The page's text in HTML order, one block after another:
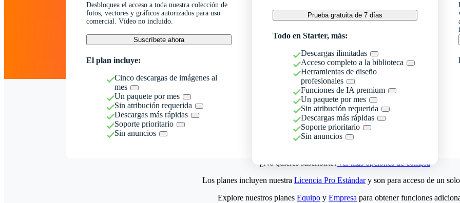
Desbloquea el acceso a toda nuestra colección de
fotos, vectores y gráficos autorizados para uso
comercial. Vídeo no incluido.
Suscríbete ahora
El plan incluye:
Cinco descargas de imágenes al
mes
Un paquete por mes
Sin atribución requerida
Descargas más rápidas
Soporte prioritario
Sin anuncios
Prueba gratuita de 7 días
Todo en Starter, más:
Descargas ilimitadas
Acceso completo a la biblioteca
Herramientas de diseño
profesionales
Funciones de IA premium
Un paquete por mes
Sin atribución requerida
Descargas más rápidas
Soporte prioritario
Sin anuncios
¿No quieres suscribirte?Ver más opciones de compra
Los planes incluyen nuestra Licencia Pro Estándary son para acceso de un
Explore nuestros planes Equipo y Empresa para obtener funciones